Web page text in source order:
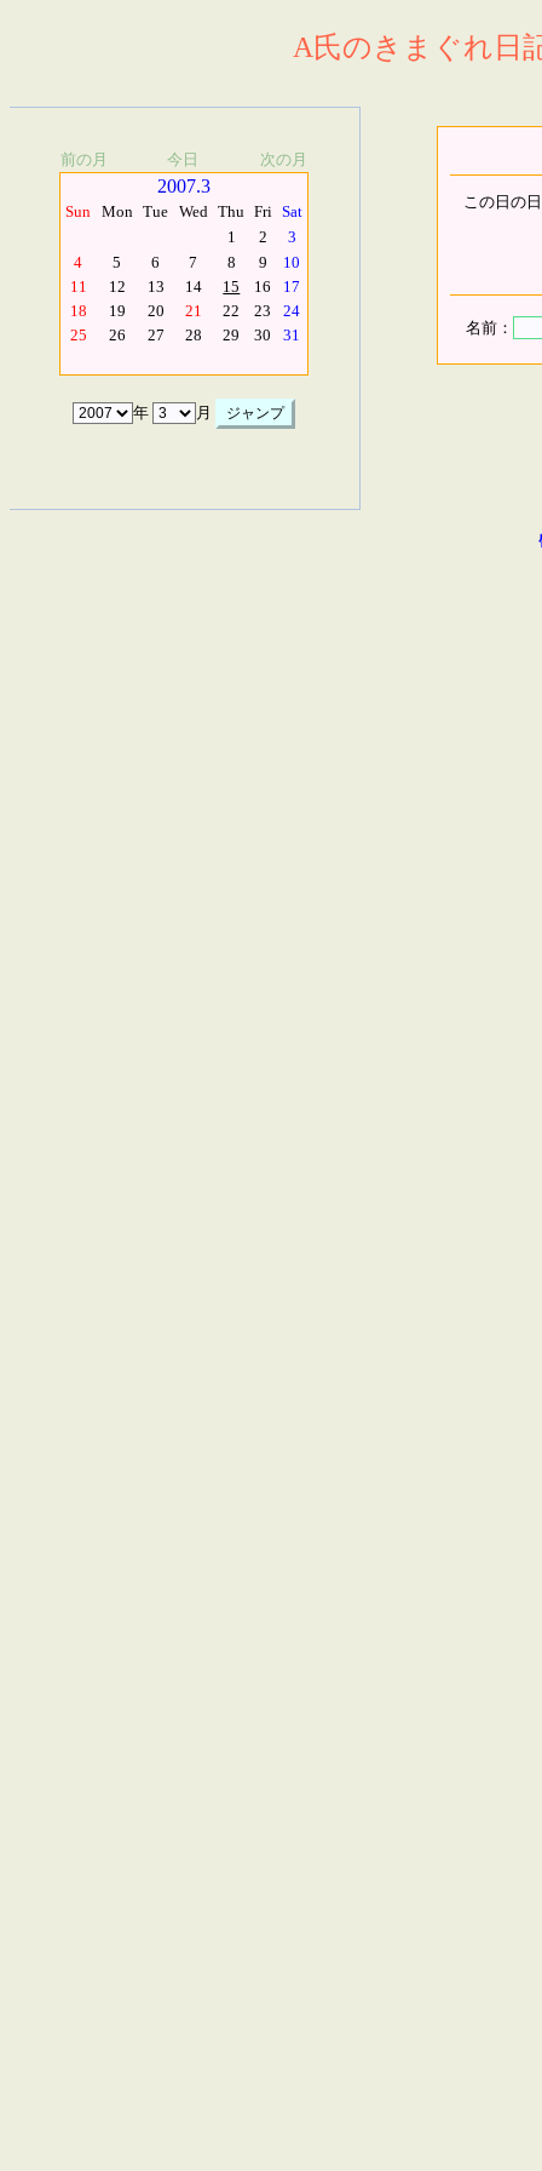
A氏のきまぐれ日
前の月 今日 次の月
2007.3
Sun Mon Tue Wed Thu Fri Sat
1
2
3
4
5 6 7 8 9
10
11
12 13 14 15 16
17
18
19 20 21 22 23
24
25
26 27 28 29 30 31
年 月
この日の
名前：